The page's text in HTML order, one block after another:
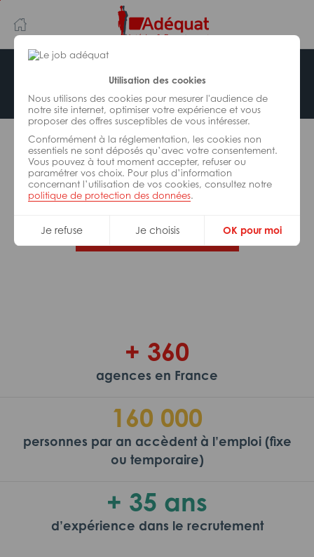
Utilisation des cookies
Nous utilisons des cookies pour mesurer l'audience de
notre site internet, optimiser votre expérience et vous
proposer des offres susceptibles de vous intéresser.
Conformément à la réglementation, les cookies non
essentiels ne sont déposés qu’avec votre consentement.
Vous pouvez à tout moment accepter, refuser ou
paramétrer vos choix. Pour plus d’information
concernant l’utilisation de vos cookies, consultez notre
politique de protection des données.
Je refuse Je choisis OK pour moi
au
contenu
principal
navigation
Offre indisponible
L’offre d’emploi que vous tentez de consulter n’est
plus disponible.
De nombreuses autres missions peuvent vous
correspondre, consultez toutes nos offres.
Trouvez votre job Adéquat !
+ 360
agences en France
160 000
personnes par an accèdent à l’emploi (fixe
ou temporaire)
+ 35 ans
d’expérience dans le recrutement